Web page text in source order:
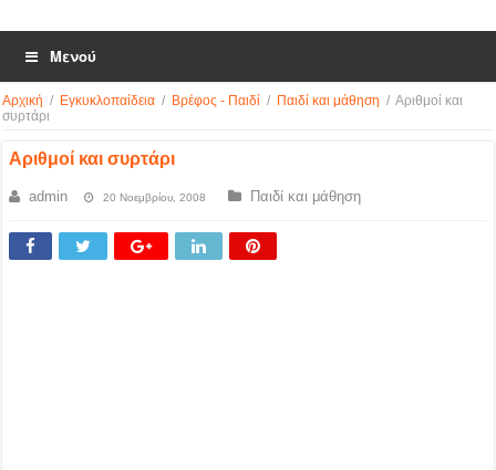
Μενού
Αρχική / Εγκυκλοπαίδεια / Βρέφος - Παιδί / Παιδί και μάθηση / Αριθμοί και
συρτάρι
Αριθμοί και συρτάρι
admin 20 Νοεμβρίου, 2008 Παιδί και μάθηση